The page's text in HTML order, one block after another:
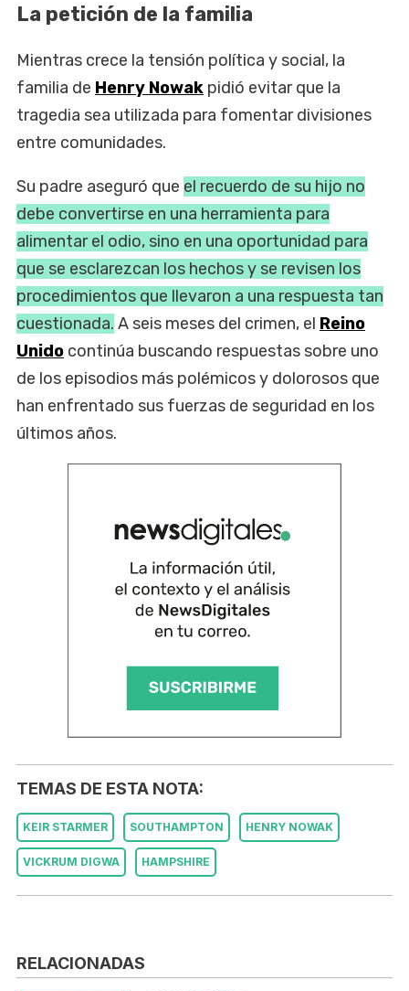
La petición de la familia
Mientras crece la tensión política y social, la
familia de Henry Nowak pidió evitar que la
tragedia sea utilizada para fomentar divisiones
entre comunidades.
Su padre aseguró que el recuerdo de su hijo no
debe convertirse en una herramienta para
alimentar el odio, sino en una oportunidad para
que se esclarezcan los hechos y se revisen los
procedimientos que llevaron a una respuesta tan
cuestionada. A seis meses del crimen, el Reino
Unido continúa buscando respuestas sobre uno
de los episodios más polémicos y dolorosos que
han enfrentado sus fuerzas de seguridad en los
últimos años.
TEMAS DE ESTA NOTA:
KEIR STARMER SOUTHAMPTON HENRY NOWAK
VICKRUM DIGWA HAMPSHIRE
RELACIONADAS